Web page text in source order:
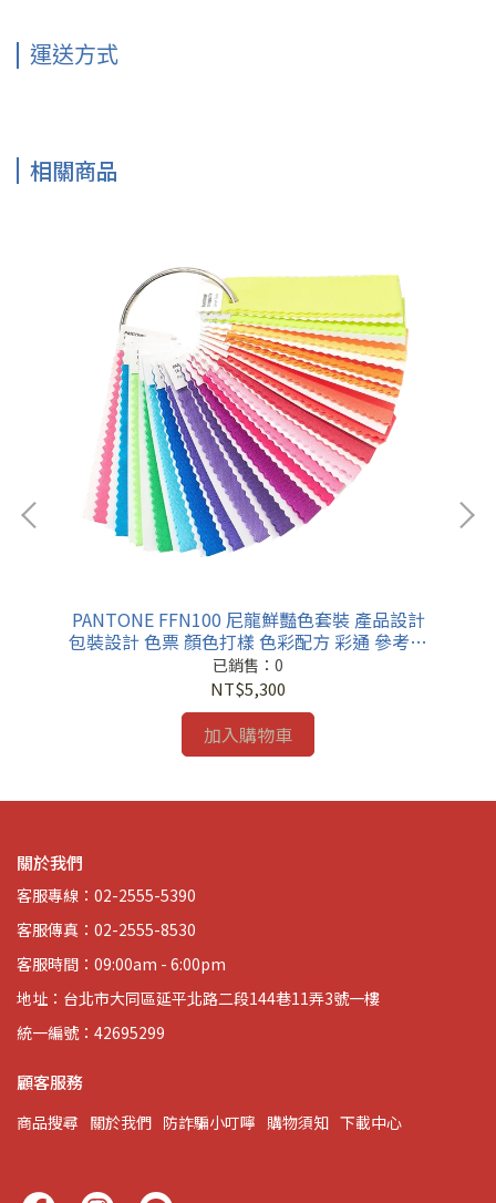
運送方式
相關商品
PANTONE FFN100 尼龍鮮豔色套裝 產品設計
包裝設計 色票 顏色打樣 色彩配方 彩通 參考色
庫 特殊專色
已銷售：0
NT$5,300
加入購物車
關於我們
客服專線：02-2555-5390
客服傳真：02-2555-8530
客服時間：09:00am - 6:00pm
地址：台北市大同區延平北路二段144巷11弄3號一樓
統一編號：42695299
顧客服務
商品搜尋 關於我們 防詐騙小叮嚀 購物須知 下載中心